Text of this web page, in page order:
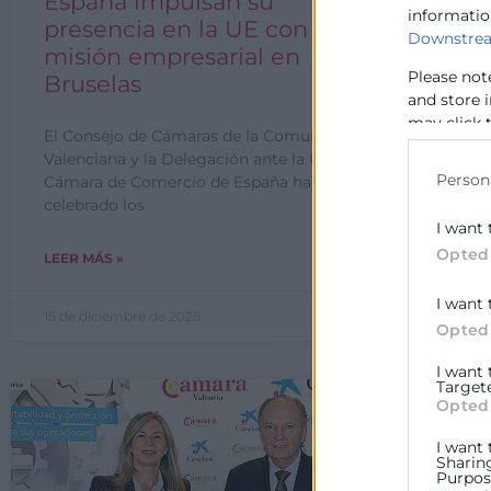
Please
and store
may click
data for
I want
Opted
I want
Opted
I want
Opted
I want
presencia en la UE con una
misión empresarial en
Bruselas
El Consejo de Cámaras de la Comunitat
Valenciana y la Delegación ante la UE de la
Cámara de Comercio de España han
celebrado los
LEER MÁS »